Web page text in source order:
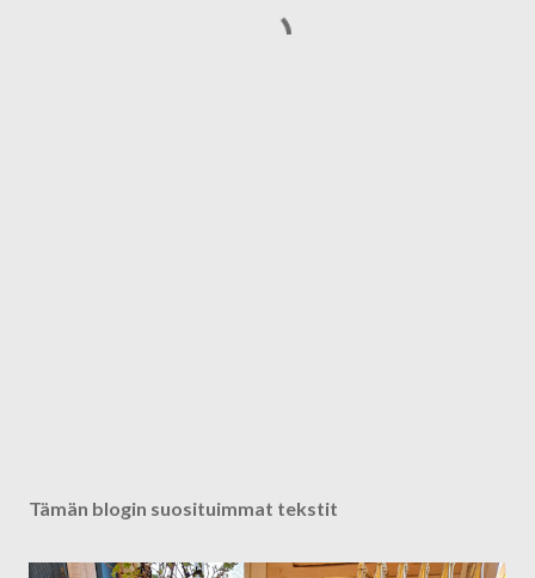
Tämän blogin suosituimmat tekstit